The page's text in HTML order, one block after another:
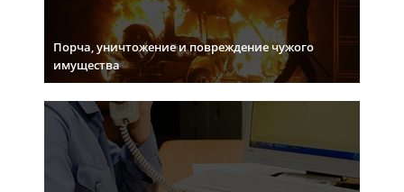
Порча, уничтожение и повреждение чужого
имущества